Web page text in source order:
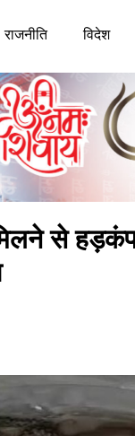
राजनीति विदेश
से